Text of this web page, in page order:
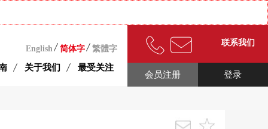
English 简体字 繁體字
关于我们 最受关注
联系我们
登录
会员注册